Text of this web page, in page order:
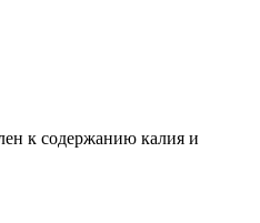
к содержанию калия и